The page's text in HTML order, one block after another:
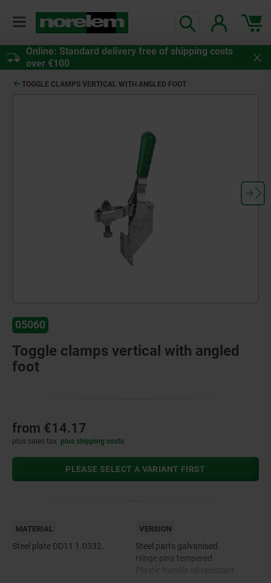
Online: Standard delivery free of shipping costs
over €100
TOGGLE CLAMPS VERTICAL WITH ANGLED FOOT
05060
Toggle clamps vertical with angled
foot
from €14.17
plus sales tax plus shipping costs
PLEASE SELECT A VARIANT FIRST
MATERIAL
Steel plate DD11 1.0332.
VERSION
Steel parts galvanised.
Hinge pins tempered.